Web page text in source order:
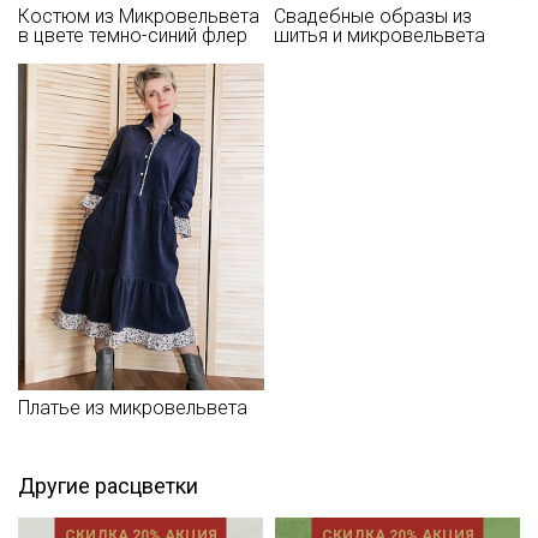
- гладить с осторожностью с изнаночной стороны.
Цветопередача (тон) может отличаться от оригинального
цвета ткани в зависимости от настроек вашего монитора и в
зависимости от партии.
Костюм из Микровельвета
в цвете темно-синий флер
Свадебные образы из
шитья и микровельвета
Платье из микровельвета
Другие расцветки